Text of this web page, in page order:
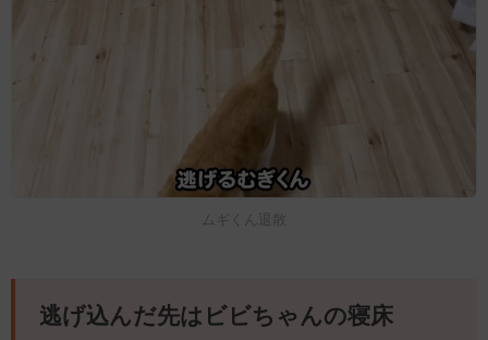
ムギくん退散
逃げ込んだ先はビビちゃんの寝床